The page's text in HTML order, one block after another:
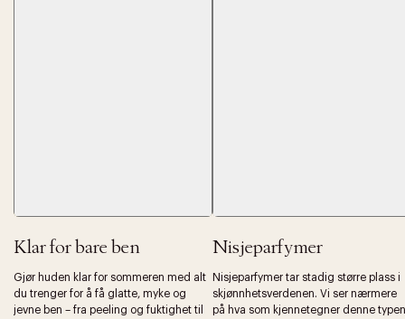
Klar for bare ben
Gjør huden klar for sommeren med alt
du trenger for å få glatte, myke og
jevne ben – fra peeling og fuktighet til
Nisjeparfymer
Nisjeparfymer tar stadig større plass i
skjønnhetsverdenen. Vi ser nærmere
på hva som kjennetegner denne typen